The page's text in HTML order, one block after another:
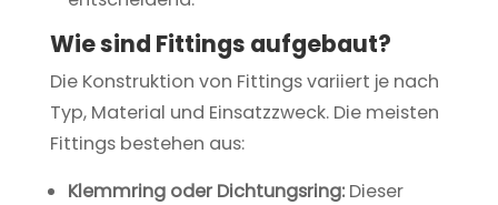
Wie sind Fittings aufgebaut?
Die Konstruktion von Fittings variiert je nach
Typ, Material und Einsatzzweck. Die meisten
Fittings bestehen aus:
Klemmring oder Dichtungsring:Dieser